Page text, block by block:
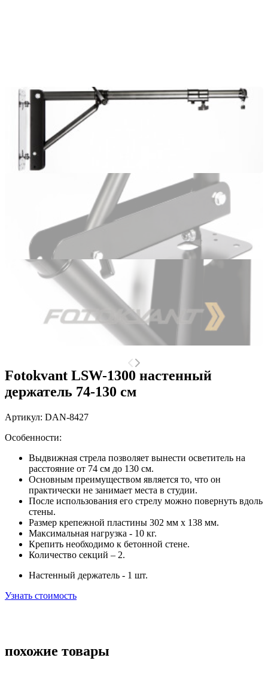
Fotokvant LSW-1300 настенный
держатель 74-130 см
Артикул: DAN-8427
Особенности:
Выдвижная стрела позволяет вынести осветитель на
расстояние от 74 см до 130 см.
Основным преимуществом является то, что он
практически не занимает места в студии.
После использования его стрелу можно повернуть вдоль
стены.
Размер крепежной пластины 302 мм х 138 мм.
Максимальная нагрузка - 10 кг.
Крепить необходимо к бетонной стене.
Количество секций – 2.
Настенный держатель - 1 шт.
Узнать стоимость
похожие товары